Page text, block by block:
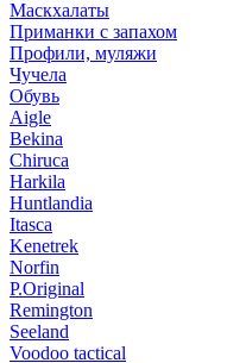
Маскхалаты
Приманки с запахом
Профили, муляжи
Чучела
Обувь
Aigle
Bekina
Chiruсa
Harkila
Huntlandia
Itasca
Kenetrek
Norfin
P.Original
Remington
Seeland
Voodoo tactical